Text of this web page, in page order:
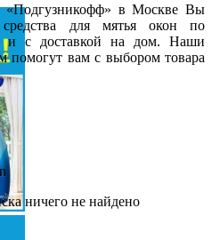
«Подгузникофф» в Москве Вы
для мятья окон по
и с доставкой на дом. Наши
помогут вам с выбором товара
ничего не найдено